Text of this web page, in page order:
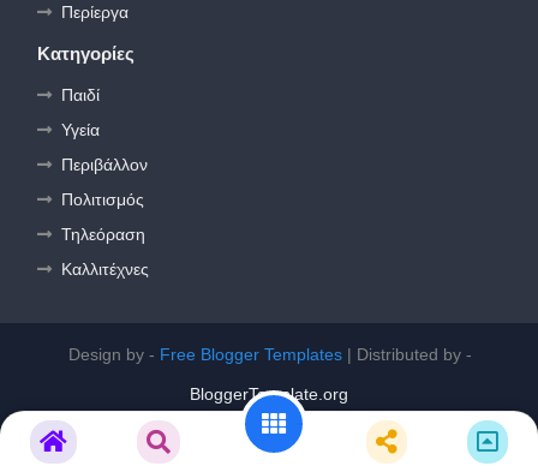
Περίεργα
Κατηγορίες
Παιδί
Υγεία
Περιβάλλον
Πολιτισμός
Τηλεόραση
Καλλιτέχνες
Design by - Free Blogger Templates| Distributed by -
BloggerTemplate.org